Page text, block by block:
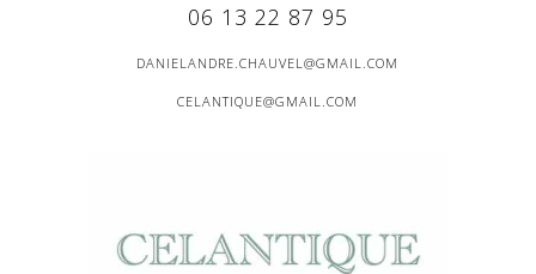
06 13 22 87 95
DANIELANDRE.CHAUVEL@GMAIL.COM
CELANTIQUE@GMAIL.COM